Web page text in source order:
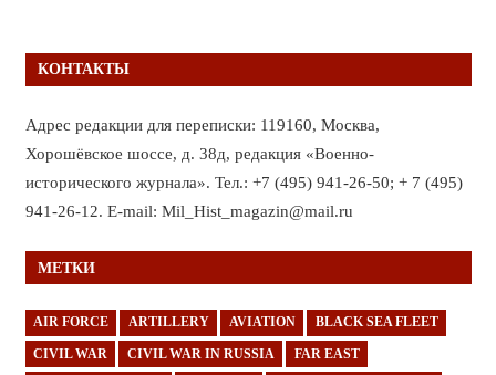
КОНТАКТЫ
Адрес редакции для переписки: 119160, Москва,
Хорошёвское шоссе, д. 38д, редакция «Военно-
исторического журнала». Тел.: +7 (495) 941-26-50; + 7 (495)
941-26-12. E-mail: Mil_Hist_magazin@mail.ru
МЕТКИ
AIR FORCE ARTILLERY AVIATION BLACK SEA FLEET
CIVIL WAR CIVIL WAR IN RUSSIA FAR EAST